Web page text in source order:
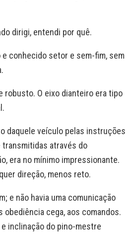
dirigi, entendi por quê.
e conhecido setor e sem-fim, sem
robusto. O eixo dianteiro era tipo
daquele veículo pelas instruções
transmitidas através do
era no mínimo impressionante.
direção, menos reto.
e não havia uma comunicação
obediência cega, aos comandos.
inclinação do pino-mestre